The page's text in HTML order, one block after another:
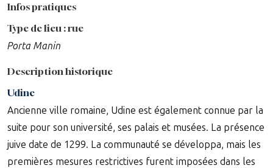
Infos pratiques
Type de lieu : rue
Porta Manin
Description historique
Udine
Ancienne ville romaine, Udine est également connue par la
suite pour son université, ses palais et musées. La présence
juive date de 1299. La communauté se développa, mais les
premières mesures restrictives furent imposées dans les